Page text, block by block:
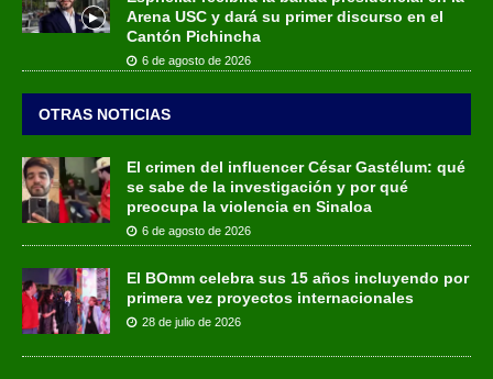
Arena USC y dará su primer discurso en el
Cantón Pichincha
6 de agosto de 2026
OTRAS NOTICIAS
El crimen del influencer César Gastélum: qué
se sabe de la investigación y por qué
preocupa la violencia en Sinaloa
6 de agosto de 2026
El BOmm celebra sus 15 años incluyendo por
primera vez proyectos internacionales
28 de julio de 2026